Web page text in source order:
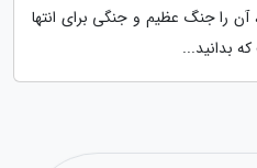
را جنگ عظیم و جنگی برای انتها
بدانید...